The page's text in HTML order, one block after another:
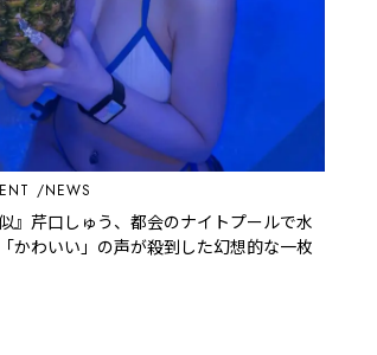
NEWS
』芹口しゅう、都会のナイトプールで水
かわいい」の声が殺到した幻想的な一枚